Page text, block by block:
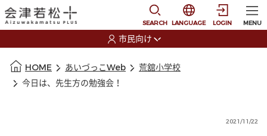
SEARCH
選択すると言語の切
LANGUAGE LOGIN MENU
市民向け
HOME あいづっこWeb
荒舘小学校
今日は、先生方の勉強会！
2021/11/22